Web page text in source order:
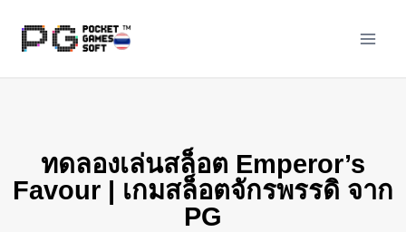
ทดลองเล่นสล็อต Emperor’s
Favour | เกมสล็อตจักรพรรดิ จาก
PG